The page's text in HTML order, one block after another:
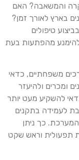
האם
לאורך זמן?
מהפתעות בעת
כדאי
ולהיעזר
מעט יותר
בתקנים
כך ניתן
וראש שקט